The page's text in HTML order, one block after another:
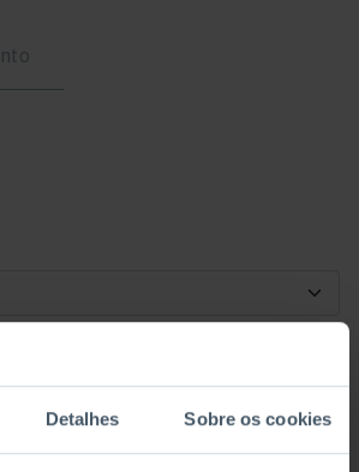
Detalhes Sobre os cookies